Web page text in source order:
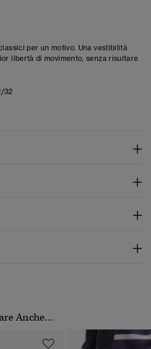
per un motivo. Una vestibilità
libertà di movimento, senza risultare
32
Anche...